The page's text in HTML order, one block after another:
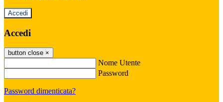
Accedi
Accedi
button close ×
Nome Utente
Password
Password dimenticata?